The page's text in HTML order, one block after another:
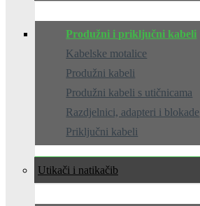
Produžni i priključni kabeli
Kabelske motalice
Produžni kabeli
Produžni kabeli s utičnicama
Razdjelnici, adapteri i blokade
Priključni kabeli
Utikači i natikači